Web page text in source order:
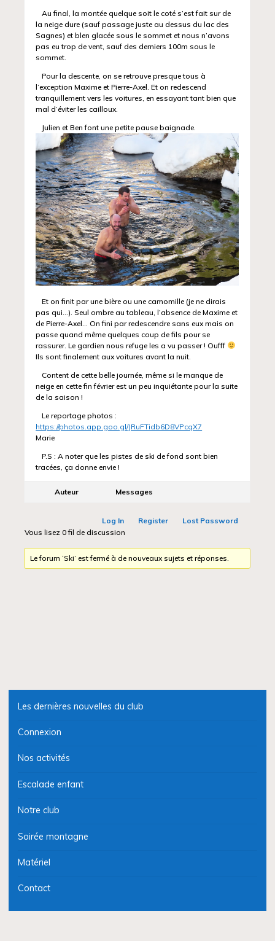
Au final, la montée quelque soit le coté s’est fait sur de
la neige dure (sauf passage juste au dessus du lac des
Sagnes) et blen glacée sous le sommet et nous n’avons
pas eu trop de vent, sauf des derniers 100m sous le
sommet.
Pour la descente, on se retrouve presque tous à
l’exception Maxime et Pierre-Axel. Et on redescend
tranquillement vers les voitures, en essayant tant bien que
mal d’éviter les cailloux.
Julien et Ben font une petite pause baignade.
Et on finit par une bière ou une camomille (je ne dirais
pas qui…). Seul ombre au tableau, l’absence de Maxime et
de Pierre-Axel… On fini par redescendre sans eux mais on
passe quand même quelques coup de fils pour se
rassurer. Le gardien nous refuge les a vu passer ! Oufff
Ils sont finalement aux voitures avant la nuit.
Content de cette belle journée, même si le manque de
neige en cette fin février est un peu inquiétante pour la suite
de la saison !
Le reportage photos :
https://photos.app.goo.gl/JRuFTidb6D8VPcqX7
Marie
P.S : A noter que les pistes de ski de fond sont bien
tracées, ça donne envie !
Auteur Messages
Log In Register
Lost Password
Vous lisez 0 fil de discussion
Le forum ‘Ski’ est fermé à de nouveaux sujets et réponses.
Les dernières nouvelles du club
Connexion
Nos activités
Escalade enfant
Notre club
Soirée montagne
Matériel
Contact